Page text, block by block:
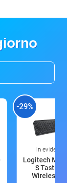
-29%
In evidenza
Logitech MX
S Tastiera
Wireless